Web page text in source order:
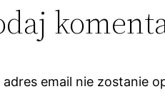
adres email nie zostanie